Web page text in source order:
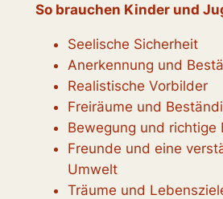
So brauchen Kinder und
Seelische Sicherheit
Anerkennung und
Realistische Vorbilder
Freiräume und
Bewegung und richtige
Freunde und eine
Umwelt
Träume und